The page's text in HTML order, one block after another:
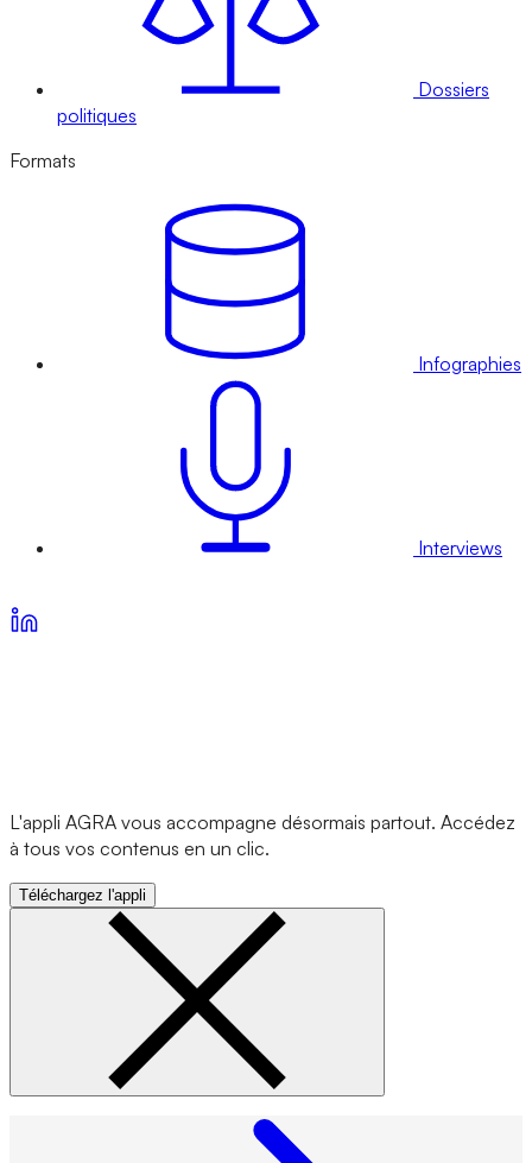
Dossiers
politiques
Formats
Infographies
Interviews
L'appli AGRA vous accompagne désormais partout. Accédez
à tous vos contenus en un clic.
Téléchargez l'appli